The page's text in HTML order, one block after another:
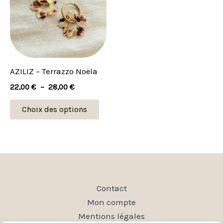
AZILIZ – Terrazzo Noëla
22,00 € – 28,00 €
à
28,00 €
Choix des options
plusieurs
variations.
Les
options
la
Contact
Mon compte
Mentions légales